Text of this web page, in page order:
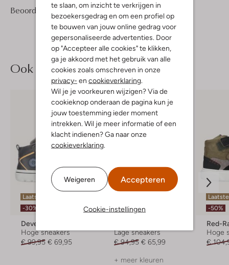
te slaan, om inzicht te verkrijgen in
bezoekersgedrag en om een profiel op
te bouwen van jouw online gedrag voor
gepersonaliseerde advertenties. Door
op "Accepteer alle cookies" te klikken,
ga je akkoord met het gebruik van alle
cookies zoals omschreven in onze
privacy- en cookieverklaring.
Wil je je voorkeuren wijzigen? Via de
cookieknop onderaan de pagina kun je
jouw toestemming ieder moment
intrekken. Wil je meer informatie of een
klacht indienen? Ga naar onze
cookieverklaring.
Weigeren Accepteren
Cookie-instellingen
Beoordelingen (2) 4/5
2
4
Sterren
Ook iets voor jou?
Laatste item
-30%
Develab
Hoge sneakers
€ 99,95 € 69,95
-30%
Lage sneakers
€ 94,95 € 65,99
+ meer kleuren
-50%
Red-
Hoge
€